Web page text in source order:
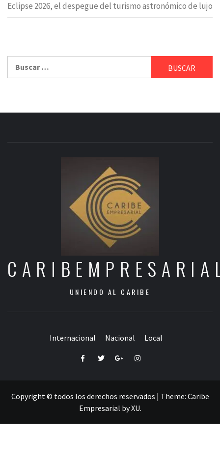
Eclipse 2026, el despegue del turismo astronómico de lujo
UNIENDO AL CARIBE
Internacional Nacional Local
FacebookTwitterGoogle+Instagram
Copyright © todos los derechos reservados | Theme: Caribe
Empresarial byXU.